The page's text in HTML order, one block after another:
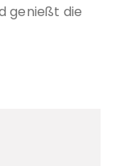
genießt die